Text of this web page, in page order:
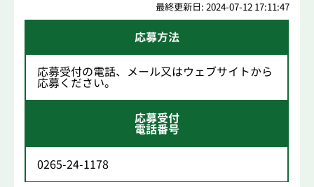
最終更新日: 2024-07-12 17:11:47
応募方法
応募受付の電話、メール又はウェブサイトから
応募ください。
応募受付
電話番号
0265-24-1178